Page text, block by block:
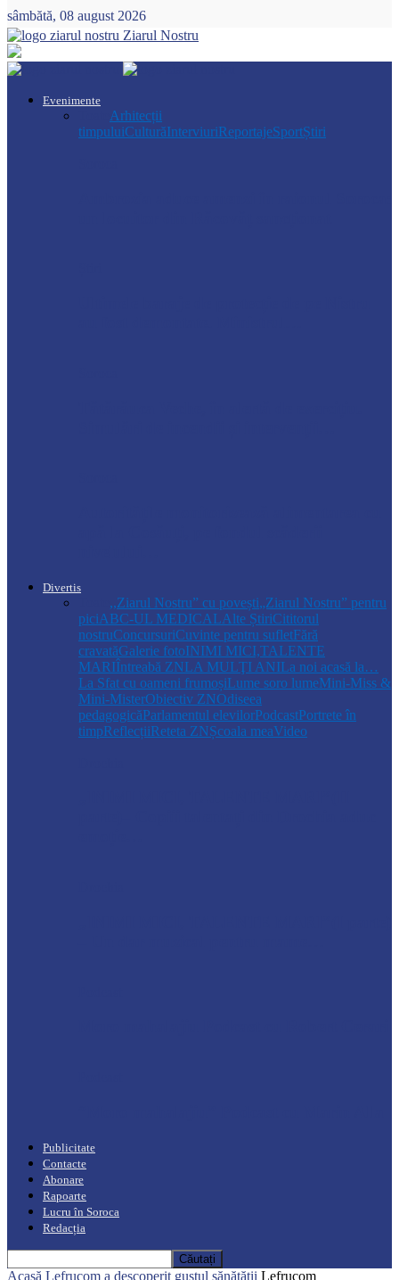
sâmbătă, 08 august 2026
Ziarul Nostru
Evenimente
Arhitecții
timpuluiCulturăInterviuriReportajeSportȘtiri
Divertis
,,Ziarul Nostru” cu povești„Ziarul Nostru” pentru
piciABC-UL MEDICALAlte ȘtiriCititorul
nostruConcursuriCuvinte pentru sufletFără
cravatăGalerie fotoINIMI MICI,TALENTE
MARIÎntreabă ZNLA MULŢI ANILa noi acasă la…
La Sfat cu oameni frumoșiLume soro lumeMini-Miss &
Mini-MisterObiectiv ZNOdiseea
pedagogicăParlamentul elevilorPodcastPortrete în
timpReflecțiiReteta ZNȘcoala meaVideo
Publicitate
Contacte
Abonare
Rapoarte
Lucru în Soroca
Redacția
Acasă Lefrucom a descoperit gustul sănătății Lefrucom